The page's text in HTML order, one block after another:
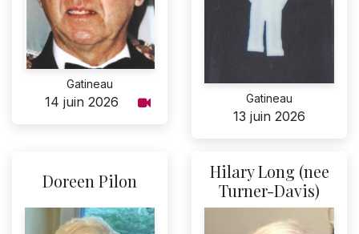
Gatineau
14 juin 2026 Gatineau
13 juin 2026
Doreen Pilon
Hilary Long (nee
Turner-Davis)